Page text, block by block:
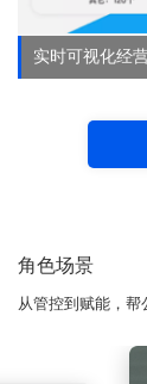
实时可视化经
角色场景
从管控到赋能，